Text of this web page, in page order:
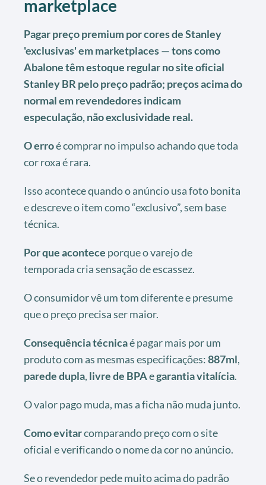
marketplace
Pagar preço premium por cores de Stanley
'exclusivas' em marketplaces — tons como
Abalone têm estoque regular no site oficial
Stanley BR pelo preço padrão; preços acima do
normal em revendedores indicam
especulação, não exclusividade real.
O erroé comprar no impulso achando que toda
cor roxa é rara.
Isso acontece quando o anúncio usa foto bonita
e descreve o item como “exclusivo”, sem base
técnica.
Por que acontece porque o varejo de
temporada cria sensação de escassez.
O consumidor vê um tom diferente e presume
que o preço precisa ser maior.
Consequência técnicaé pagar mais por um
produto com as mesmas especificações:887ml,
parede dupla, livre de BPAegarantia vitalícia.
O valor pago muda, mas a ficha não muda junto.
Como evitarcomparando preço com o site
oficial e verificando o nome da cor no anúncio.
Se o revendedor pede muito acima do padrão